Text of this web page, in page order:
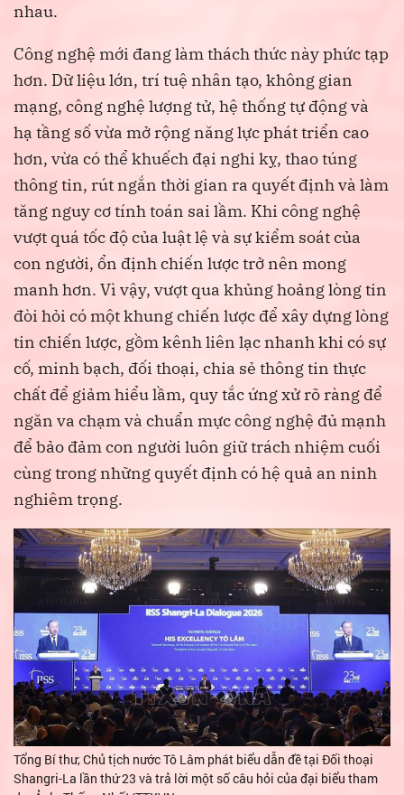
nhau.
Công nghệ mới đang làm thách thức này phức tạp
hơn. Dữ liệu lớn, trí tuệ nhân tạo, không gian
mạng, công nghệ lượng tử, hệ thống tự động và
hạ tầng số vừa mở rộng năng lực phát triển cao
hơn, vừa có thể khuếch đại nghi kỵ, thao túng
thông tin, rút ngắn thời gian ra quyết định và làm
tăng nguy cơ tính toán sai lầm. Khi công nghệ
vượt quá tốc độ của luật lệ và sự kiểm soát của
con người, ổn định chiến lược trở nên mong
manh hơn. Vì vậy, vượt qua khủng hoảng lòng tin
đòi hỏi có một khung chiến lược để xây dựng lòng
tin chiến lược, gồm kênh liên lạc nhanh khi có sự
cố, minh bạch, đối thoại, chia sẻ thông tin thực
chất để giảm hiểu lầm, quy tắc ứng xử rõ ràng để
ngăn va chạm và chuẩn mực công nghệ đủ mạnh
để bảo đảm con người luôn giữ trách nhiệm cuối
cùng trong những quyết định có hệ quả an ninh
nghiêm trọng.
Tổng Bí thư, Chủ tịch nước Tô Lâm phát biểu dẫn đề tại Đối thoại
Shangri-La lần thứ 23 và trả lời một số câu hỏi của đại biểu tham